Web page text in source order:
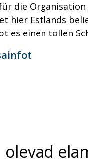
die Organisation
hier Estlands
es einen tollen
olevad